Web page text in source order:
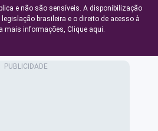
e não são sensíveis. A disponibilização
brasileira e o direito de acesso à
mais informações, Clique aqui.